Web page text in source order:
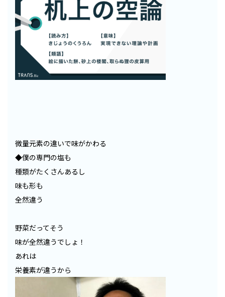
微量元素の違いで味がかわる
◆僕の専門の塩も
種類がたくさんあるし
味も形も
全然違う
野菜だってそう
味が全然違うでしょ！
あれは
栄養素が違うから